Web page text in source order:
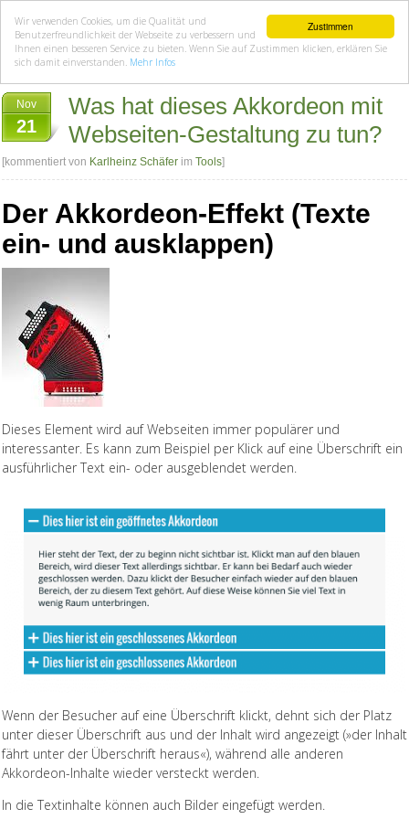
Zustimmen
Wir verwenden Cookies, um die Qualität und
Benutzerfreundlichkeit der Webseite zu verbessern und
Ihnen einen besseren Service zu bieten. Wenn Sie auf Zustimmen klicken, erklären Sie
sich damit einverstanden. Mehr Infos
Nov
21
Was hat dieses Akkordeon mit
Webseiten-Gestaltung zu tun?
[kommentiert von Karlheinz Schäfer im Tools]
Der Akkordeon-Effekt (Texte
ein- und ausklappen)
Dieses Element wird auf Webseiten immer populärer und
interessanter. Es kann zum Beispiel per Klick auf eine Überschrift ein
ausführlicher Text ein- oder ausgeblendet werden.
Wenn der Besucher auf eine Überschrift klickt, dehnt sich der Platz
unter dieser Überschrift aus und der Inhalt wird angezeigt (»der Inhalt
fährt unter der Überschrift heraus«), während alle anderen
Akkordeon-Inhalte wieder versteckt werden.
In die Textinhalte können auch Bilder eingefügt werden.